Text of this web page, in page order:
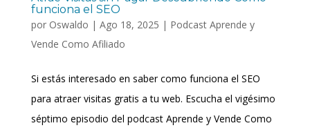
funciona el SEO
por Oswaldo | Ago 18, 2025 | Podcast Aprende y
Vende Como Afiliado
Si estás interesado en saber como funciona el SEO
para atraer visitas gratis a tu web. Escucha el vigésimo
séptimo episodio del podcast Aprende y Vende Como